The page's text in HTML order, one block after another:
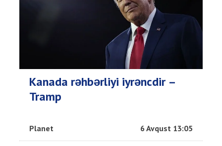
Kanada rəhbərliyi iyrəncdir –
Tramp
Planet 6 Avqust 13:05